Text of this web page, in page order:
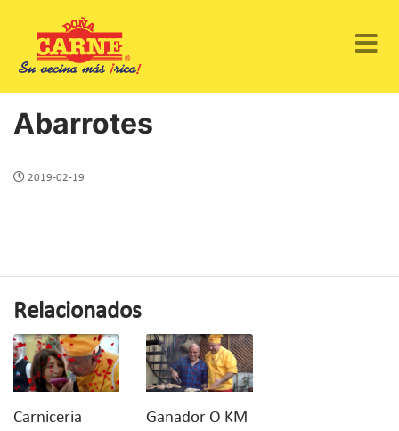
Abarrotes
2019-02-19
Relacionados
Carniceria
Ganador O KM